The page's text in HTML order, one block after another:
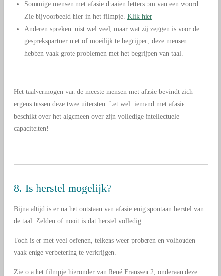
Sommige mensen met afasie draaien letters om van een woord.
Zie bijvoorbeeld hier in het filmpje. Klik hier
Anderen spreken juist wel veel, maar wat zij zeggen is voor de
gesprekspartner niet of moeilijk te begrijpen; deze mensen
hebben vaak grote problemen met het begrijpen van taal.
Het taalvermogen van de meeste mensen met afasie bevindt zich
ergens tussen deze twee uitersten. Let wel: iemand met afasie
beschikt over het algemeen over zijn volledige intellectuele
capaciteiten!
8. Is herstel mogelijk?
Bijna altijd is er na het ontstaan van afasie enig spontaan herstel van
de taal. Zelden of nooit is dat herstel volledig.
Toch is er met veel oefenen, telkens weer proberen en volhouden
vaak enige verbetering te verkrijgen.
Zie o.a het filmpje hieronder van René Franssen 2, onderaan deze